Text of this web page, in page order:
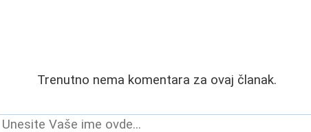
Trenutno nema komentara za ovaj članak.